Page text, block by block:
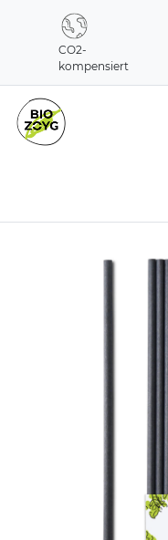
CO2-
kompensiert